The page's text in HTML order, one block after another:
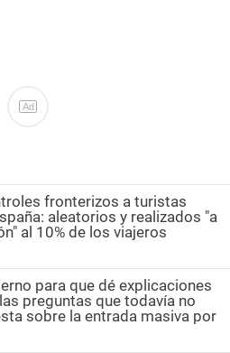
Ad
fronterizos a turistas
aleatorios y realizados "a
al 10% de los viajeros
para que dé explicaciones
preguntas que todavía no
sobre la entrada masiva por